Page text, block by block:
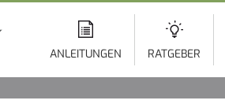
ANLEITUNGEN RATGEBER